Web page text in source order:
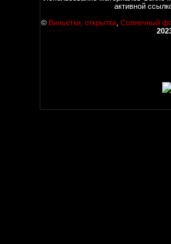
активной
© Виньетки, открытки, Солнечный